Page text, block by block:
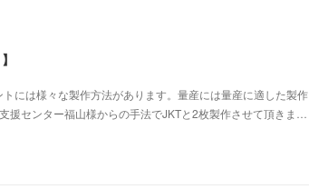
には様々な製作方法があります。量産には量産に適した製作
センター福山様からの手法でJKTと2枚製作させて頂きま…